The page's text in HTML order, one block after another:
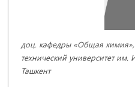
доц. кафедры «Общая химия»,
технический университет им.
Ташкент